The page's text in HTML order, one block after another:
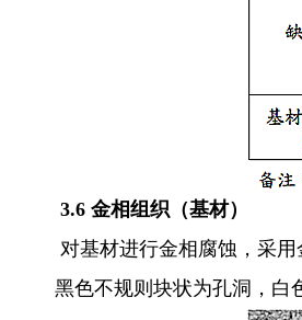
3.6 金相组织（基材）
对基材进行金相腐蚀，采用
黑色不规则块状为孔洞，白